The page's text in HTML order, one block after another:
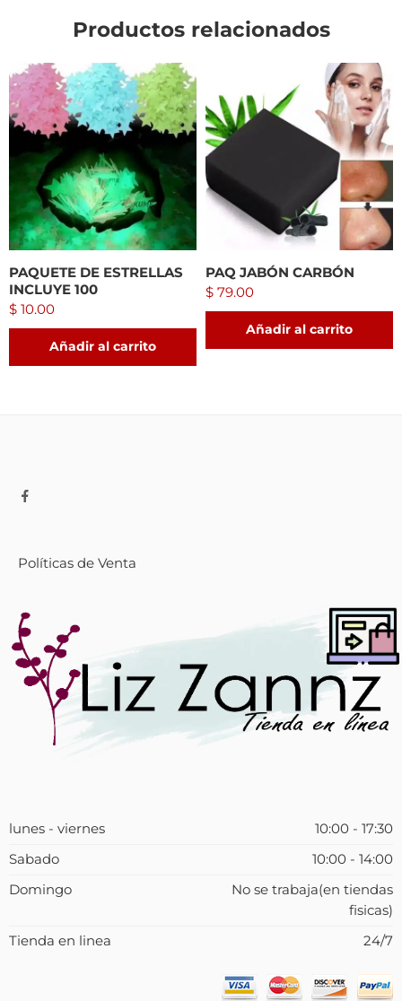
Productos relacionados
PAQUETE DE ESTRELLAS
INCLUYE 100
$ 10.00
Añadir al carrito
PAQ JABÓN CARBÓN
$ 79.00
Añadir al carrito
Políticas de Venta
lunes - viernes
10:00 - 17:30
Sabado
10:00 - 14:00
Domingo
No se trabaja(en tiendas
fisicas)
Tienda en linea
24/7